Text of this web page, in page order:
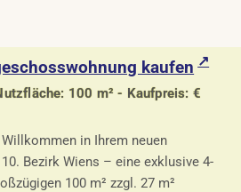
kaufen
100 m² - Kaufpreis: €
in Ihrem neuen
Bezirk Wiens – eine exklusive 4-
100 m² zzgl. 27 m²